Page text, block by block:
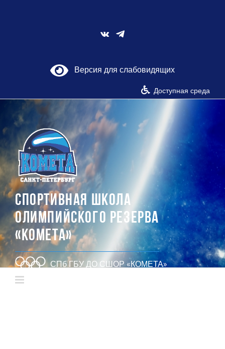
Vk
Версия для слабовидящих
Доступная среда
СПОРТИВНАЯ ШКОЛА
ОЛИМПИЙСКОГО РЕЗЕРВА
«КОМЕТА»
СПб ГБУ ДО СШОР «КОМЕТА»